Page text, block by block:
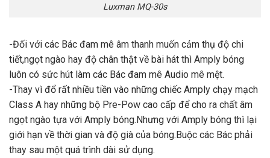
Luxman MQ-30s
-Đối với các Bác đam mê âm thanh muốn cảm thụ độ chi
tiết,ngọt ngào hay độ chân thật về bài hát thì Amply bóng
luôn có sức hút làm các Bác đam mê Audio mê mệt.
-Thay vì đổ rất nhiều tiền vào những chiếc Amply chạy mạch
Class A hay những bộ Pre-Pow cao cấp để cho ra chất âm
ngọt ngào tựa với Amply bóng.Nhưng với Amply bóng thì lại
giới hạn về thời gian và độ già của bóng.Buộc các Bác phải
thay sau một quá trình dài sử dụng.